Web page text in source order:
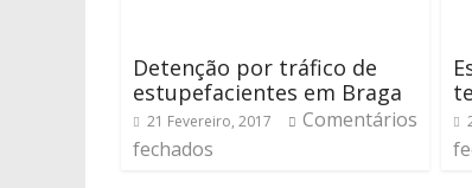
Detenção por tráfico de
estupefacientes em Braga
21 Fevereiro, 2017
Comentários
fechados